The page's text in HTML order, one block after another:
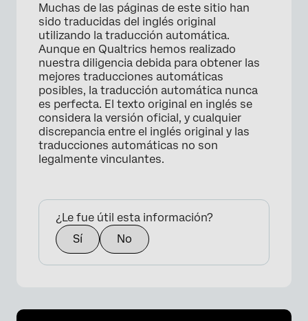
Muchas de las páginas de este sitio han
sido traducidas del inglés original
utilizando la traducción automática.
Aunque en Qualtrics hemos realizado
nuestra diligencia debida para obtener las
mejores traducciones automáticas
posibles, la traducción automática nunca
es perfecta. El texto original en inglés se
considera la versión oficial, y cualquier
discrepancia entre el inglés original y las
traducciones automáticas no son
legalmente vinculantes.
¿Le fue útil esta información?
Sí
No